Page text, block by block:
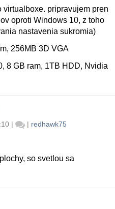
virtualboxe. pripravujem pren
oproti Windows 10, z toho
nastavenia sukromia)
256MB 3D VGA
8 GB ram, 1TB HDD, Nvidia
| | redhawk75
so svetlou sa